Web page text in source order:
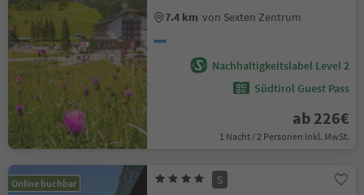
7.4 km von Sexten Zentrum
Nachhaltigkeitslabel Level 2
Südtirol Guest Pass
ab 226€
1 Nacht / 2 Personen Inkl. MwSt.
Online buchbar S